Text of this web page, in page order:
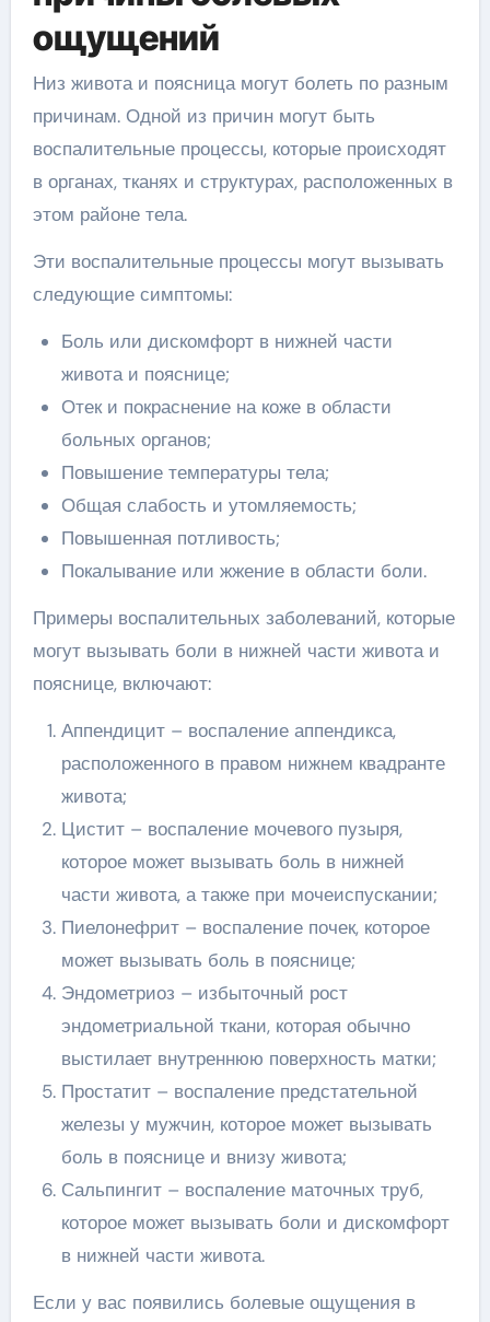
ощущений
Низ живота и поясница могут болеть по разным
причинам. Одной из причин могут быть
воспалительные процессы, которые происходят
в органах, тканях и структурах, расположенных в
этом районе тела.
Эти воспалительные процессы могут вызывать
следующие симптомы:
Боль или дискомфорт в нижней части
живота и пояснице;
Отек и покраснение на коже в области
больных органов;
Повышение температуры тела;
Общая слабость и утомляемость;
Повышенная потливость;
Покалывание или жжение в области боли.
Примеры воспалительных заболеваний, которые
могут вызывать боли в нижней части живота и
пояснице, включают:
Аппендицит – воспаление аппендикса,
расположенного в правом нижнем квадранте
живота;
Цистит – воспаление мочевого пузыря,
которое может вызывать боль в нижней
части живота, а также при мочеиспускании;
Пиелонефрит – воспаление почек, которое
может вызывать боль в пояснице;
Эндометриоз – избыточный рост
эндометриальной ткани, которая обычно
выстилает внутреннюю поверхность матки;
Простатит – воспаление предстательной
железы у мужчин, которое может вызывать
боль в пояснице и внизу живота;
Сальпингит – воспаление маточных труб,
которое может вызывать боли и дискомфорт
в нижней части живота.
Если у вас появились болевые ощущения в